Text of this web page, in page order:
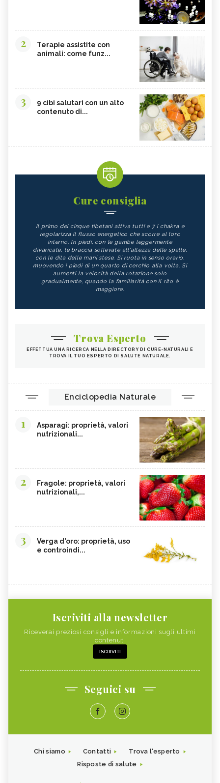
2
Terapie assistite con
animali: come funz...
3
9 cibi salutari con un alto
contenuto di...
Cure consiglia
Il primo dei cinque tibetani attiva tutti e 7 i chakra e
regolarizza il flusso energetico che scorre al loro
interno. In piedi, con le gambe leggermente
divaricate, le braccia sollevate all'altezza delle spalle,
con le dita delle mani stese. Si ruota in senso orario,
muovendo i piedi di un quarto di cerchio alla volta. Si
aumenti la velocità della rotazione solo
gradualmente, quando la familiarità con il rito è
maggiore.
Trova Esperto
EFFETTUA UNA RICERCA NELLA DIRECTORY DI CURE-NATURALI E
TROVA IL TUO ESPERTO DI SALUTE NATURALE.
Enciclopedia Naturale
1
Asparagi: proprietà, valori
nutrizionali...
2
Fragole: proprietà, valori
nutrizionali,...
3
Verga d'oro: proprietà, uso
e controindi...
Iscriviti alla newsletter
Riceverai preziosi consigli e informazioni sugli ultimi
contenuti
ISCRIVITI
Seguici su
Chi siamo Contatti
Trova l'esperto
Risposte di salute